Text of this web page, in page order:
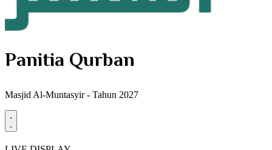
Panitia Qurban
Masjid Al-Muntasyir - Tahun 2027